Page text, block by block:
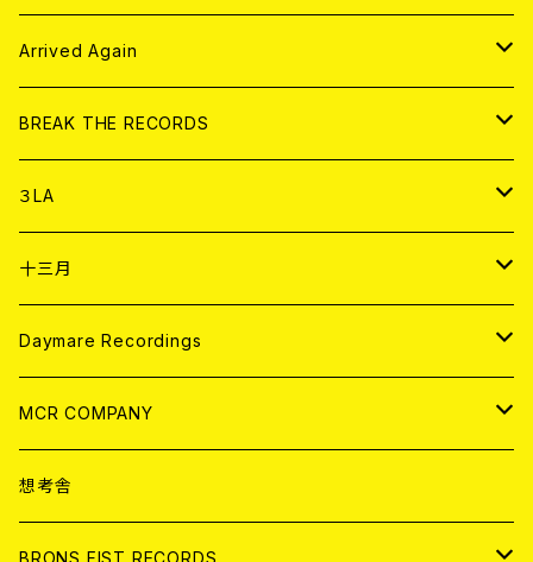
アパレル
書籍
DIGITAL CONTENTS
CD
アナログ
Arrived Again
CD
アナログ
BREAK THE RECORDS
CD
ANALOG
アパレル
３LA
CD
ANALOG
十三月
CD
ANALOG
Daymare Recordings
CD
ANALOG
MCR COMPANY
CD
アパレル
想考舎
BRONS FIST RECORDS